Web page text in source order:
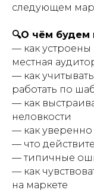
следующем
🔍О чём будем
— как устроены
местная
— как
работать по
— как
неловкости
— как
— что
— типичные
— как
на маркете